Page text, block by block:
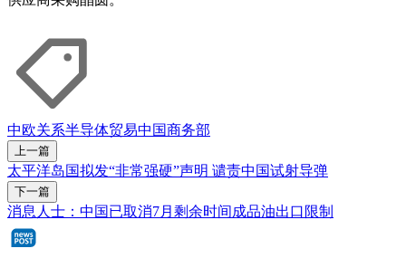
中欧关系半导体贸易中国商务部
上一篇
太平洋岛国拟发“非常强硬”声明 谴责中国试射导弹
下一篇
消息人士：中国已取消7月剩余时间成品油出口限制